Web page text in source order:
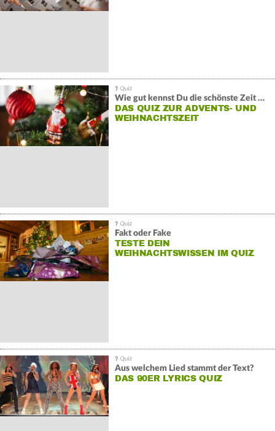
Wie gut kennst Du die schönste Zeit des Winters?
DAS QUIZ ZUR ADVENTS- UND
WEIHNACHTSZEIT
Fakt oder Fake
TESTE DEIN
WEIHNACHTSWISSEN IM QUIZ
Aus welchem Lied stammt der Text?
DAS 90ER LYRICS QUIZ